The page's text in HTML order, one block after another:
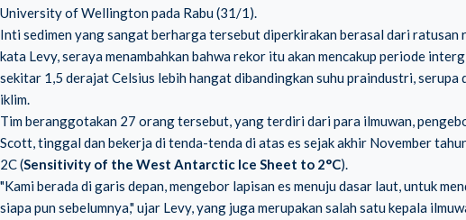
University of Wellington pada Rabu (31/1).
Inti sedimen yang sangat berharga tersebut diperkirakan berasal dari ratusan
kata Levy, seraya menambahkan bahwa rekor itu akan mencakup periode
sekitar 1,5 derajat Celsius lebih hangat dibandingkan suhu praindustri,
iklim.
Tim beranggotakan 27 orang tersebut, yang terdiri dari para ilmuwan,
Scott, tinggal dan bekerja di tenda-tenda di atas es sejak akhir November
2C (Sensitivity of the West Antarctic Ice Sheet to 2°C).
"Kami berada di garis depan, mengebor lapisan es menuju dasar laut, untuk
siapa pun sebelumnya," ujar Levy, yang juga merupakan salah satu kepala